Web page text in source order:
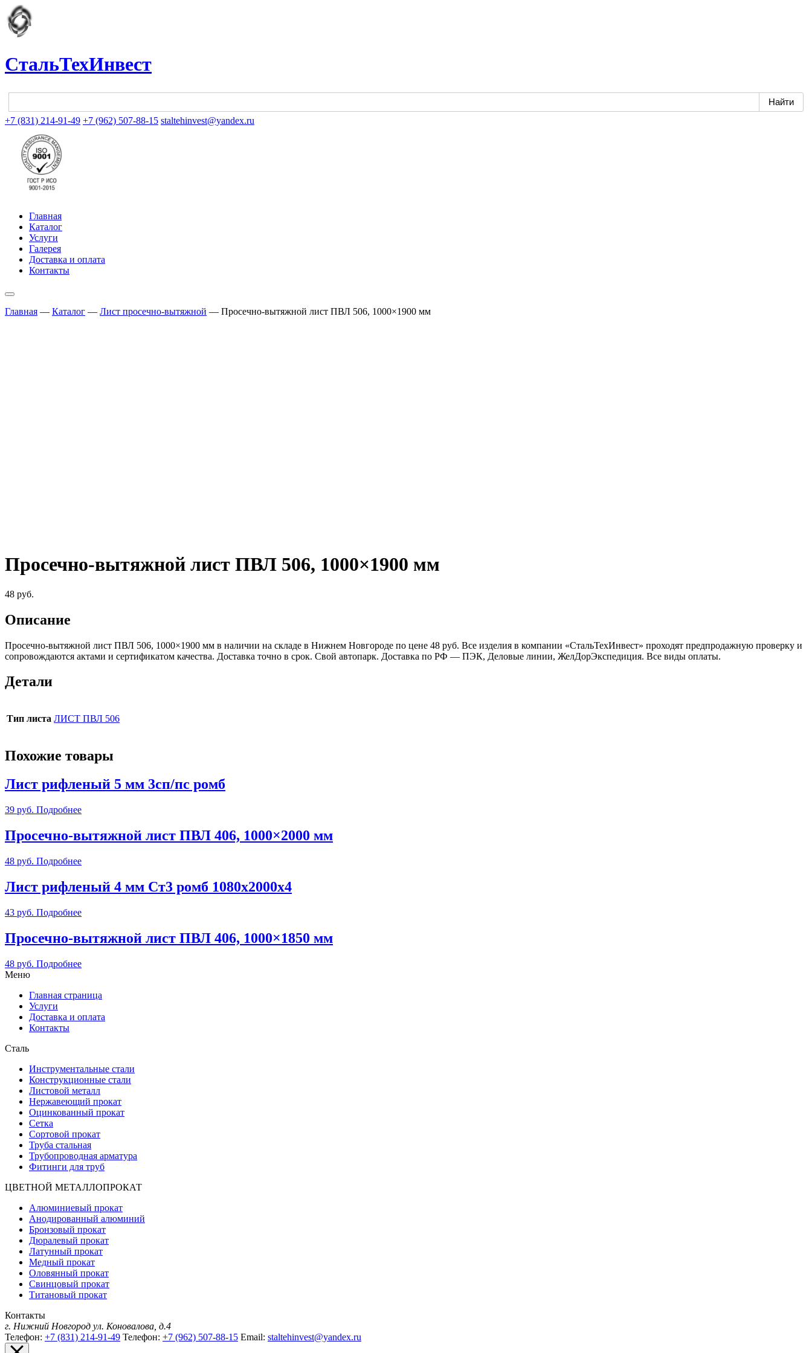
СтальТехИнвест
+7 (831) 214-91-49 +7 (962) 507-88-15 staltehinvest@yandex.ru
Главная
Каталог
Услуги
Галерея
Доставка и оплата
Контакты
Главная — Каталог — Лист просечно-вытяжной — Просечно-вытяжной лист ПВЛ 506, 1000×1900 мм
Просечно-вытяжной лист ПВЛ 506, 1000×1900 мм
48 руб.
Описание
Просечно-вытяжной лист ПВЛ 506, 1000×1900 мм в наличии на складе в Нижнем Новгороде по цене 48 руб. Все изделия в компании «СтальТехИнвест» проходят предпродажную проверку и
сопровождаются актами и сертификатом качества. Доставка точно в срок. Свой автопарк. Доставка по РФ — ПЭК, Деловые линии, ЖелДорЭкспедиция. Все виды оплаты.
Детали
Тип листа ЛИСТ ПВЛ 506
Похожие товары
Лист рифленый 5 мм 3сп/пс ромб
39 руб. Подробнее
Просечно-вытяжной лист ПВЛ 406, 1000×2000 мм
48 руб. Подробнее
Лист рифленый 4 мм Ст3 ромб 1080х2000х4
43 руб. Подробнее
Просечно-вытяжной лист ПВЛ 406, 1000×1850 мм
48 руб. Подробнее
Меню
Главная страница
Услуги
Доставка и оплата
Контакты
Сталь
Инструментальные стали
Конструкционные стали
Листовой металл
Нержавеющий прокат
Оцинкованный прокат
Сетка
Сортовой прокат
Труба стальная
Трубопроводная арматура
Фитинги для труб
ЦВЕТНОЙ МЕТАЛЛОПРОКАТ
Алюминиевый прокат
Анодированный алюминий
Бронзовый прокат
Дюралевый прокат
Латунный прокат
Медный прокат
Оловянный прокат
Свинцовый прокат
Титановый прокат
Контакты
г. Нижний Новгород ул. Коновалова, д.4
Телефон: +7 (831) 214-91-49 Телефон: +7 (962) 507-88-15 Email: staltehinvest@yandex.ru